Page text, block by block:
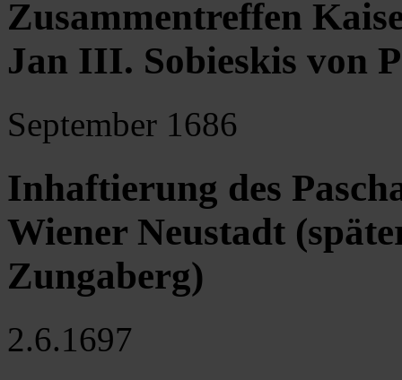
Zusammentreffen
Jan III. Sobieskis von
September 1686
Inhaftierung des
Wiener Neustadt
Zungaberg)
2.6.1697